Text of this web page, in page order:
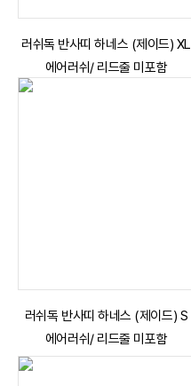
러쉬독 반사띠 하네스 (제이드) XL
에어러쉬/ 리드줄 미포함
러쉬독 반사띠 하네스 (제이드) S
에어러쉬/ 리드줄 미포함